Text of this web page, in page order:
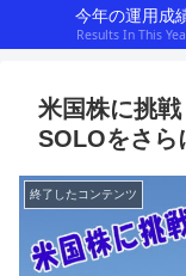
今年の運用成
Results In This
米国株に挑
SOLOをさら
終了したコンテンツ